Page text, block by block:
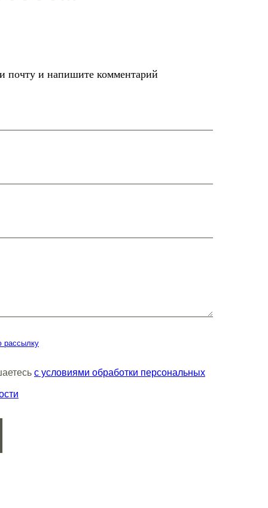
почту и напишите комментарий
рассылку
с условиями обработки персональных